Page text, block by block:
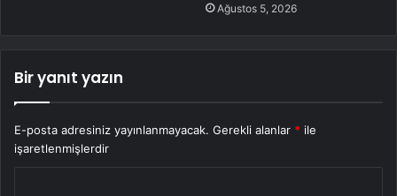
Ağustos 5, 2026
Bir yanıt yazın
E-posta adresiniz yayınlanmayacak. Gerekli alanlar * ile
işaretlenmişlerdir